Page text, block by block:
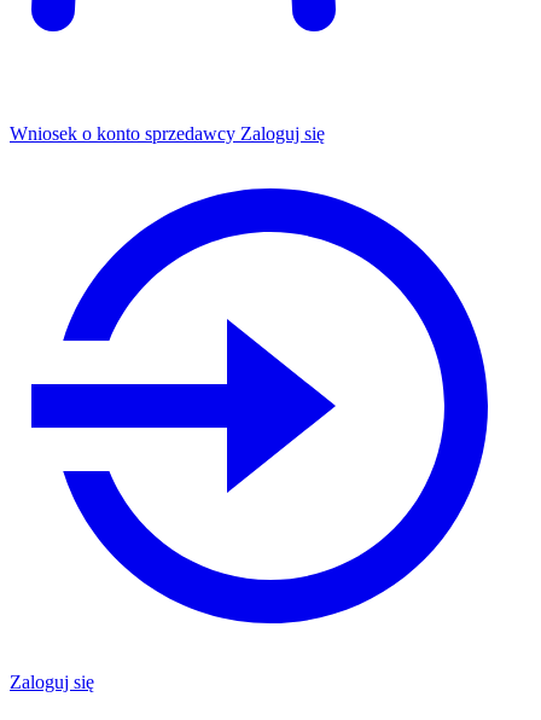
Wniosek o konto sprzedawcy Zaloguj się
Zaloguj się